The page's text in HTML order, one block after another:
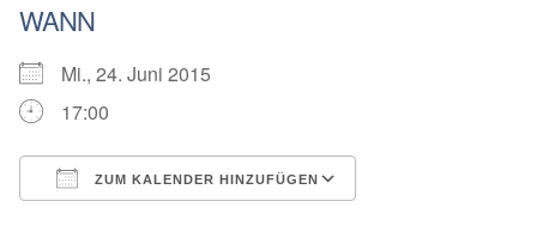
WANN
Mi., 24. Juni 2015
17:00
ZUM KALENDER HINZUFÜGEN